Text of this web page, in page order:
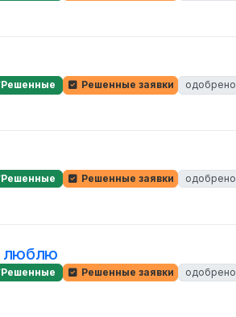
Решенные Решенные заявки
одобрено
Решенные Решенные заявки
одобрено
люблю
Решенные Решенные заявки
одобрено